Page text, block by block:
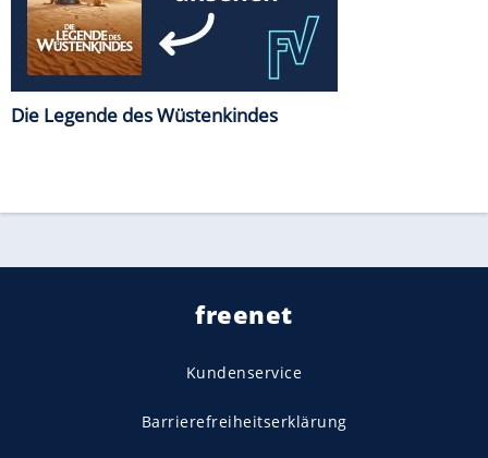
Die Legende des Wüstenkindes
freenet
Kundenservice
Barrierefreiheitserklärung